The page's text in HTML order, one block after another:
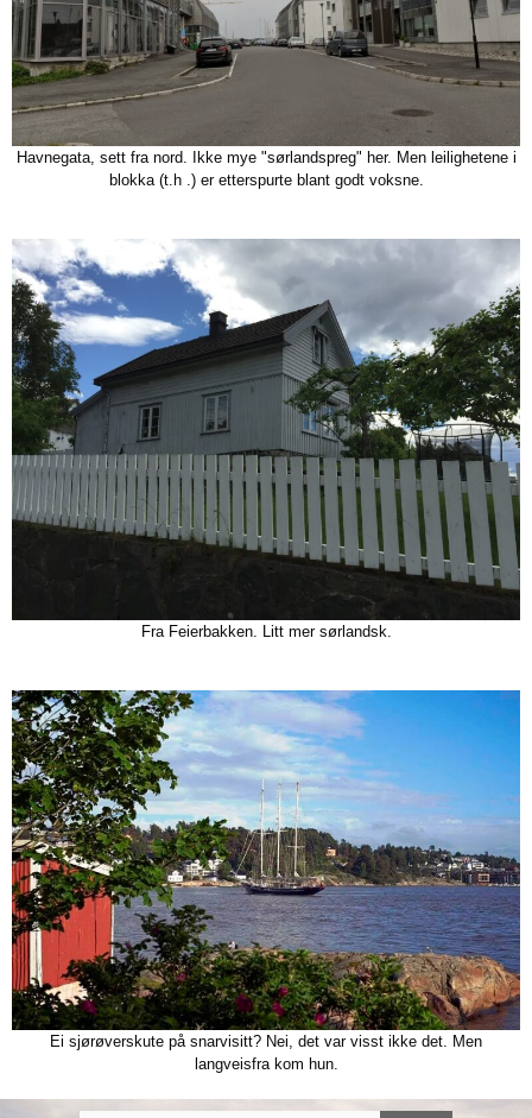
Havnegata, sett fra nord. Ikke mye "sørlandspreg" her. Men leilighetene i
blokka (t.h .) er etterspurte blant godt voksne.
Fra Feierbakken. Litt mer sørlandsk.
Ei sjørøverskute på snarvisitt? Nei, det var visst ikke det. Men
langveisfra kom hun.